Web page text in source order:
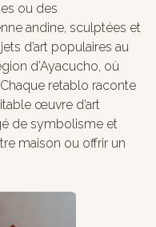
ou des
andine, sculptées et
d’art populaires au
d’Ayacucho, où
retablo raconte
œuvre d’art
de symbolisme et
maison ou offrir un